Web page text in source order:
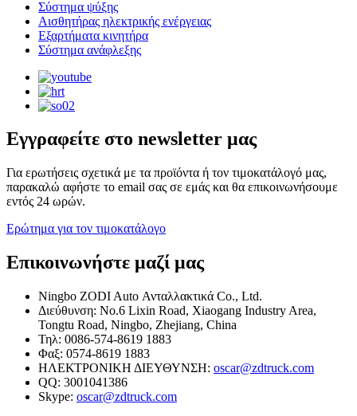
Σύστημα ψύξης
Αισθητήρας ηλεκτρικής ενέργειας
Εξαρτήματα κινητήρα
Σύστημα ανάφλεξης
Εγγραφείτε στο newsletter μας
Για ερωτήσεις σχετικά με τα προϊόντα ή τον τιμοκατάλογό μας,
παρακαλώ αφήστε το email σας σε εμάς και θα επικοινωνήσουμε
εντός 24 ωρών.
Ερώτημα για τον τιμοκατάλογο
Επικοινωνήστε μαζί μας
Ningbo ZODI Auto Ανταλλακτικά Co., Ltd.
Διεύθυνση: No.6 Lixin Road, Xiaogang Industry Area,
Tongtu Road, Ningbo, Zhejiang, China
Τηλ: 0086-574-8619 1883
Φαξ: 0574-8619 1883
ΗΛΕΚΤΡΟΝΙΚΗ ΔΙΕΥΘΥΝΣΗ: oscar@zdtruck.com
QQ: 3001041386
Skype: oscar@zdtruck.com